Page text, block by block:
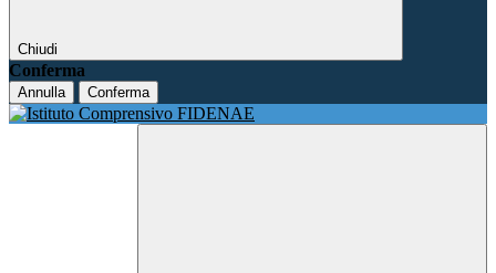
Chiudi
Conferma
Annulla Conferma